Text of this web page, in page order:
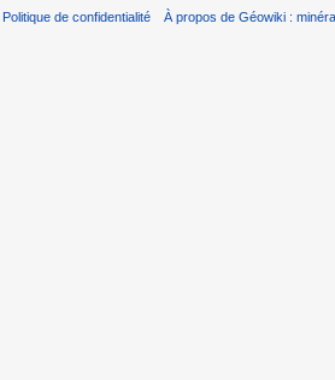
Politique de confidentialité À propos de Géowiki :